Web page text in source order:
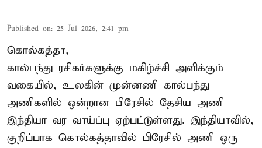
Published on: 25 Jul 2026, 2:41 pm
கொல்கத்தா,
கால்பந்து ரசிகர்களுக்கு மகிழ்ச்சி அளிக்கும்
வகையில், உலகின் முன்னணி கால்பந்து
அணிகளில் ஒன்றான பிரேசில் தேசிய அணி
இந்தியா வர வாய்ப்பு ஏற்பட்டுள்ளது. இந்தியாவில்,
குறிப்பாக கொல்கத்தாவில் பிரேசில் அணி ஒரு